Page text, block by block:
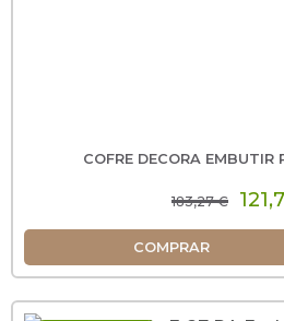
COFRE DECORA EMBUTIR
183,27 €
COMPRAR